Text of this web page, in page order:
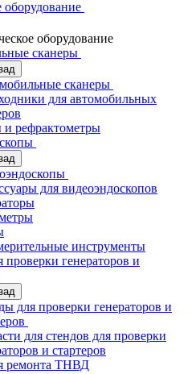
оборудование
оборудование
сканеры
сканеры
для автомобильных
рефрактометры
для видеоэндоскопов
инструменты
генераторов и
для проверки генераторов и
для стендов для проверки
и стартеров
ремонта ТНВД